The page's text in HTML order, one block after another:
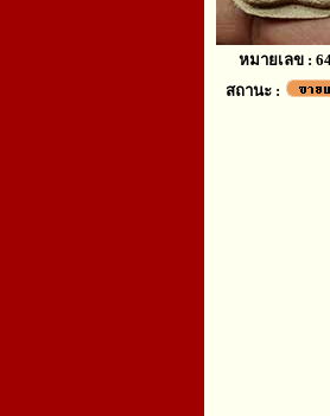
หมายเลข :
สถานะ :